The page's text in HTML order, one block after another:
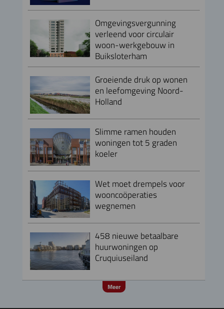
Omgevingsvergunning
verleend voor circulair
woon-werkgebouw in
Buiksloterham
Groeiende druk op wonen
en leefomgeving Noord-
Holland
Slimme ramen houden
woningen tot 5 graden
koeler
Wet moet drempels voor
wooncoöperaties
wegnemen
458 nieuwe betaalbare
huurwoningen op
Cruquiuseiland
Meer